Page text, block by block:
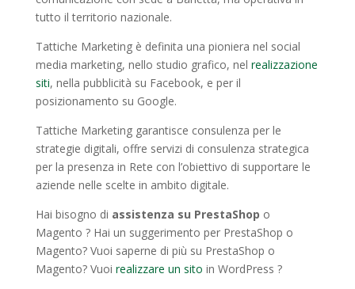
tutto il territorio nazionale.
Tattiche Marketing è definita una pioniera nel social
media marketing, nello studio grafico, nel realizzazione
siti, nella pubblicità su Facebook, e per il
posizionamento su Google.
Tattiche Marketing garantisce consulenza per le
strategie digitali, offre servizi di consulenza strategica
per la presenza in Rete con l’obiettivo di supportare le
aziende nelle scelte in ambito digitale.
Hai bisogno di assistenza su PrestaShop o
Magento ? Hai un suggerimento per PrestaShop o
Magento? Vuoi saperne di più su PrestaShop o
Magento? Vuoi realizzare un sito in WordPress ?